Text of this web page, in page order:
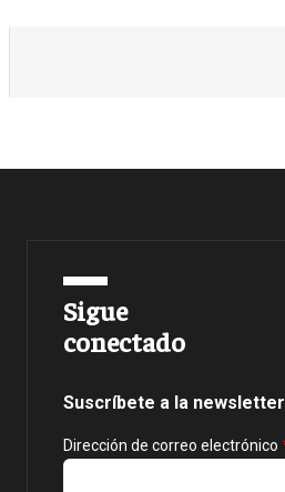
Sigue
conectado
Suscríbete a la newsletter
Dirección de correo electrónico